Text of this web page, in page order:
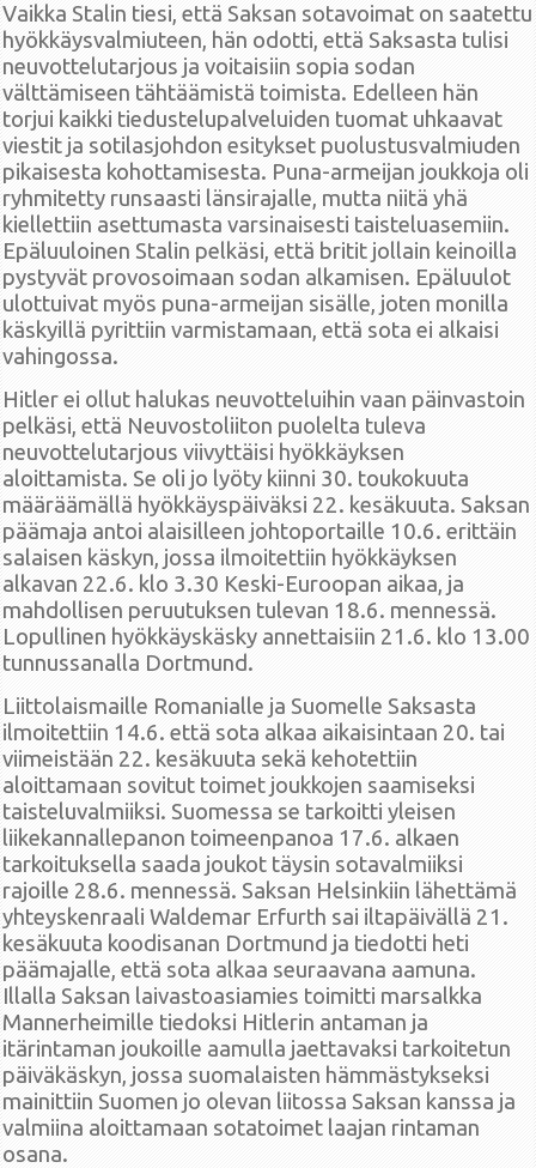
Vaikka Stalin tiesi, että Saksan sotavoimat on saatettu
hyökkäysvalmiuteen, hän odotti, että Saksasta tulisi
neuvottelutarjous ja voitaisiin sopia sodan
välttämiseen tähtäämistä toimista. Edelleen hän
torjui kaikki tiedustelupalveluiden tuomat uhkaavat
viestit ja sotilasjohdon esitykset puolustusvalmiuden
pikaisesta kohottamisesta. Puna-armeijan joukkoja oli
ryhmitetty runsaasti länsirajalle, mutta niitä yhä
kiellettiin asettumasta varsinaisesti taisteluasemiin.
Epäluuloinen Stalin pelkäsi, että britit jollain keinoilla
pystyvät provosoimaan sodan alkamisen. Epäluulot
ulottuivat myös puna-armeijan sisälle, joten monilla
käskyillä pyrittiin varmistamaan, että sota ei alkaisi
vahingossa.
Hitler ei ollut halukas neuvotteluihin vaan päinvastoin
pelkäsi, että Neuvostoliiton puolelta tuleva
neuvottelutarjous viivyttäisi hyökkäyksen
aloittamista. Se oli jo lyöty kiinni 30. toukokuuta
määräämällä hyökkäyspäiväksi 22. kesäkuuta. Saksan
päämaja antoi alaisilleen johtoportaille 10.6. erittäin
salaisen käskyn, jossa ilmoitettiin hyökkäyksen
alkavan 22.6. klo 3.30 Keski-Euroopan aikaa, ja
mahdollisen peruutuksen tulevan 18.6. mennessä.
Lopullinen hyökkäyskäsky annettaisiin 21.6. klo 13.00
tunnussanalla Dortmund.
Liittolaismaille Romanialle ja Suomelle Saksasta
ilmoitettiin 14.6. että sota alkaa aikaisintaan 20. tai
viimeistään 22. kesäkuuta sekä kehotettiin
aloittamaan sovitut toimet joukkojen saamiseksi
taisteluvalmiiksi. Suomessa se tarkoitti yleisen
liikekannallepanon toimeenpanoa 17.6. alkaen
tarkoituksella saada joukot täysin sotavalmiiksi
rajoille 28.6. mennessä. Saksan Helsinkiin lähettämä
yhteyskenraali Waldemar Erfurth sai iltapäivällä 21.
kesäkuuta koodisanan Dortmund ja tiedotti heti
päämajalle, että sota alkaa seuraavana aamuna.
Illalla Saksan laivastoasiamies toimitti marsalkka
Mannerheimille tiedoksi Hitlerin antaman ja
itärintaman joukoille aamulla jaettavaksi tarkoitetun
päiväkäskyn, jossa suomalaisten hämmästykseksi
mainittiin Suomen jo olevan liitossa Saksan kanssa ja
valmiina aloittamaan sotatoimet laajan rintaman
osana.